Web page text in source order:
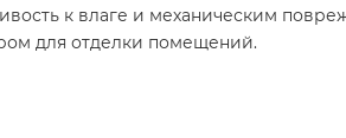
к влаге и механическим
для отделки помещений.